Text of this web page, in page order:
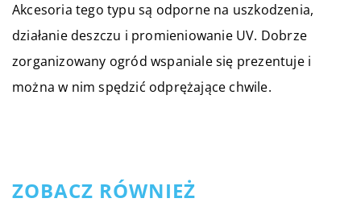
Akcesoria tego typu są odporne na uszkodzenia,
działanie deszczu i promieniowanie UV. Dobrze
zorganizowany ogród wspaniale się prezentuje i
można w nim spędzić odprężające chwile.
ZOBACZ RÓWNIEŻ